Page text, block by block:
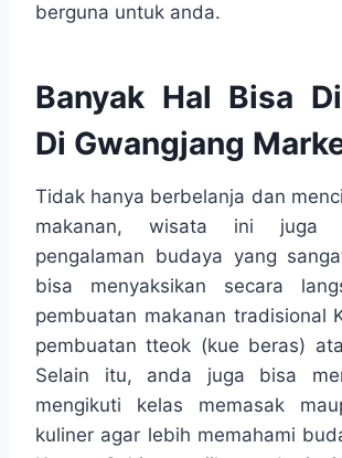
berguna untuk anda.
Banyak Hal Bisa
Di Gwangjang
Tidak hanya berbelanja dan
makanan, wisata ini juga
pengalaman budaya yang
bisa menyaksikan secara
pembuatan makanan tradisional
pembuatan tteok (kue beras)
Selain itu, anda juga bisa
mengikuti kelas memasak
kuliner agar lebih memahami